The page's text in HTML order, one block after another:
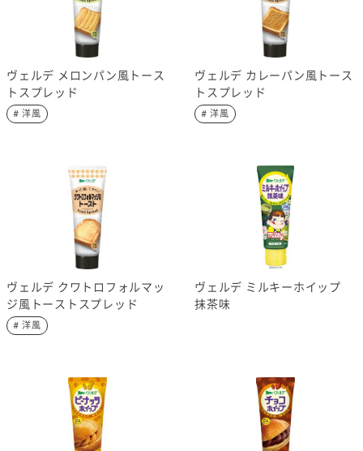
ヴェルデ メロンパン風トース
トスプレッド
# 洋風
ヴェルデ カレーパン風トース
トスプレッド
# 洋風
ヴェルデ クワトロフォルマッ
ジ風トーストスプレッド
# 洋風
ヴェルデ ミルキーホイップ
抹茶味